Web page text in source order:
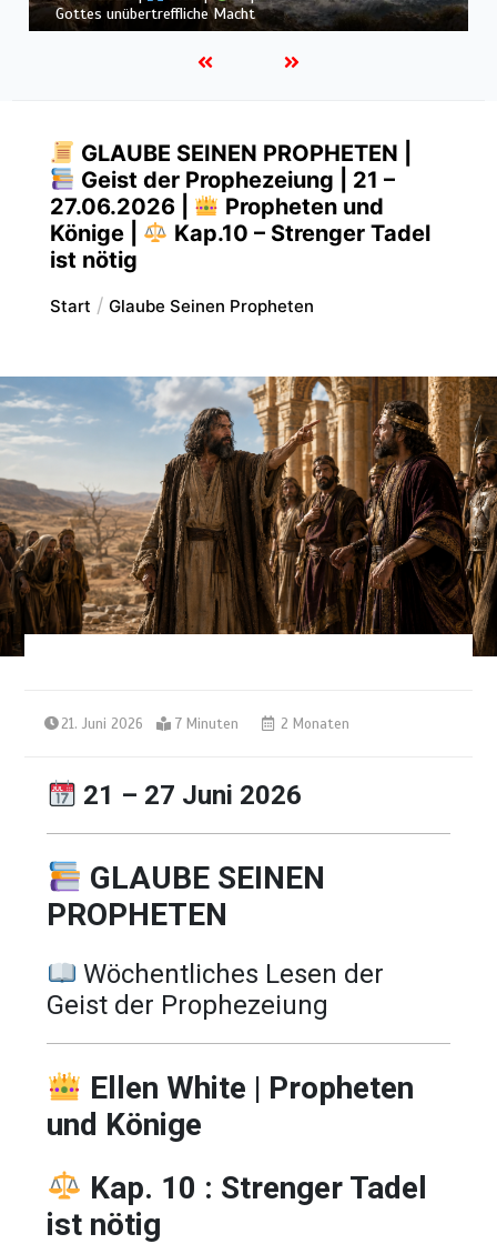
allmächtigen Gott
GLAUBE SEINEN PROPHETEN |
Geist der Prophezeiung | 21 –
27.06.2026 |
Propheten und
Könige |
Kap.10 – Strenger Tadel
ist nötig
Start Glaube Seinen Propheten
21. Juni 2026 7 Minuten 2 Monaten
21 – 27 Juni 2026
GLAUBE SEINEN
PROPHETEN
Wöchentliches Lesen der
Geist der Prophezeiung
Ellen White | Propheten
und Könige
Kap. 10 : Strenger Tadel
ist nötig